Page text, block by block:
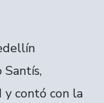
Santís,
y contó con la